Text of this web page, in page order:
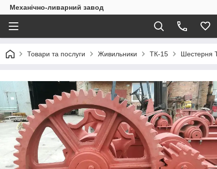
Механічно-ливарний завод
Товари та послуги Живильники ТК-15 Шестерня